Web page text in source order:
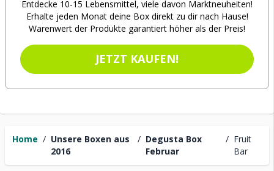
Home / Unsere Boxen aus
2016
/ Degusta Box
Februar
/ Fruit
Bar
Entdecke 10-15 Lebensmittel, viele davon Marktneuheiten!
Erhalte jeden Monat deine Box direkt zu dir nach Hause!
Warenwert der Produkte garantiert höher als der Preis!
JETZT KAUFEN!